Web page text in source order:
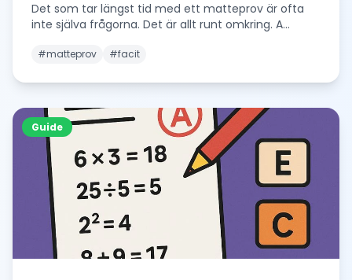
Det som tar längst tid med ett matteprov är ofta
inte själva frågorna. Det är allt runt omkring. A...
#matteprov #facit
Guide